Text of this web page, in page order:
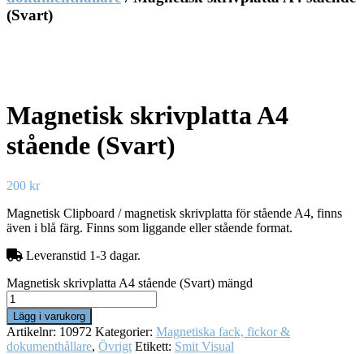
(Svart)
Magnetisk skrivplatta A4
stående (Svart)
200 kr
Magnetisk Clipboard / magnetisk skrivplatta för stående A4, finns
även i blå färg. Finns som liggande eller stående format.
Leveranstid 1-3 dagar.
Magnetisk skrivplatta A4 stående (Svart) mängd
Lägg i varukorg
Artikelnr: 10972 Kategorier: Magnetiska fack, fickor &
dokumenthållare, Övrigt Etikett: Smit Visual